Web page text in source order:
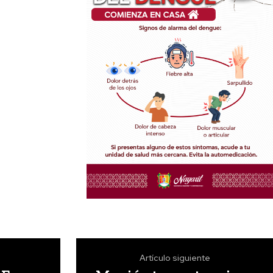
Artículo siguiente